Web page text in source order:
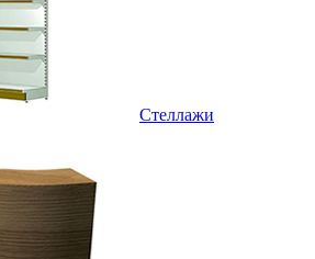
Стеллажи